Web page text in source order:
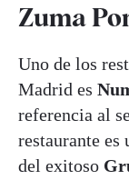
Zuma
Uno de los
Madrid es
referencia al
restaurante es
del exitoso